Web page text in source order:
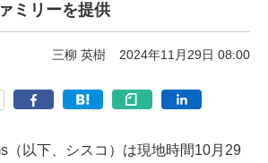
ミリーを提供
三柳 英樹 2024年11月29日 08:00
以下、シスコ）は現地時間10月29